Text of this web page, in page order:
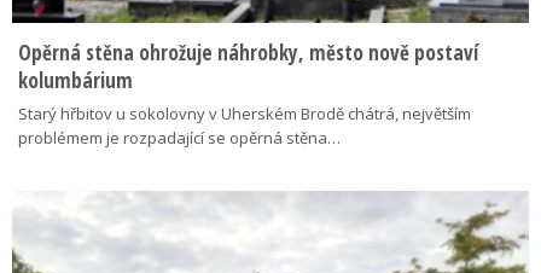
Opěrná stěna ohrožuje náhrobky, město nově postaví
kolumbárium
Starý hřbitov u sokolovny v Uherském Brodě chátrá, největším
problémem je rozpadající se opěrná stěna…